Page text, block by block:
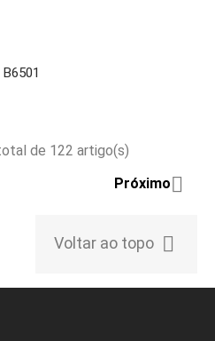
B6501
de 122 artigo(s)
Próximo
Voltar ao topo 